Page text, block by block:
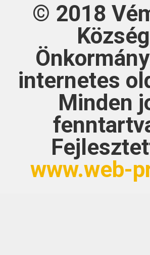
© 2018
Község
internetes
Minden
www.web-